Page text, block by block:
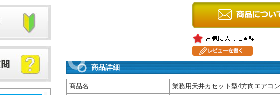
商品詳細
商品名
業務用天井カセット型4方向エアコ